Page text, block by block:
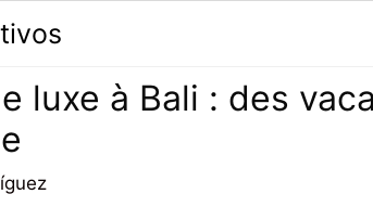
luxe à Bali : des